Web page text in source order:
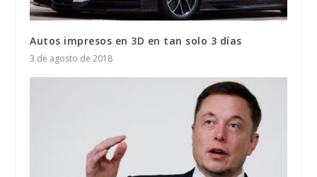
Autos impresos en 3D en tan solo 3 días
3 de agosto de 2018